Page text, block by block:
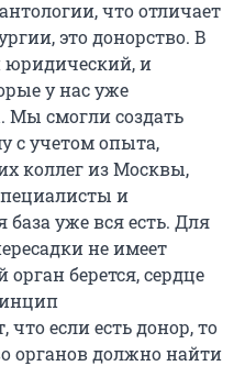
что отличает
это донорство. В
юридический, и
у нас уже
Мы смогли создать
с учетом опыта,
коллег из Москвы,
и
база уже вся есть. Для
не имеет
берется, сердце
что если есть донор, то
органов должно найти